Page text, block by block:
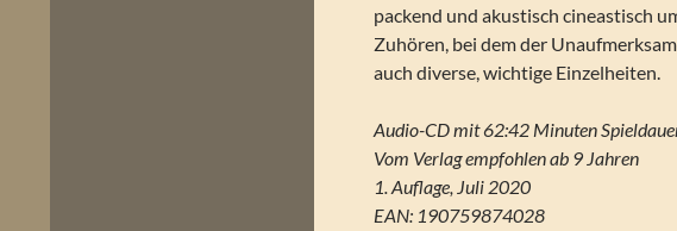
packend und akustisch cineastisch
Zuhören, bei dem der
auch diverse, wichtige Einzelheiten.
Audio-CD mit 62:42 Minuten
Vom Verlag empfohlen ab 9 Jahren
1. Auflage, Juli 2020
EAN: 190759874028